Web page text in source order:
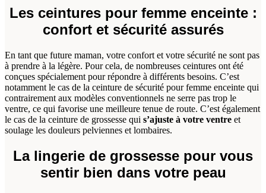
Les ceintures pour femme enceinte :
confort et sécurité assurés
En tant que future maman, votre confort et votre sécurité ne sont pas
à prendre à la légère. Pour cela, de nombreuses ceintures ont été
conçues spécialement pour répondre à différents besoins. C’est
notamment le cas de la ceinture de sécurité pour femme enceinte qui
contrairement aux modèles conventionnels ne serre pas trop le
ventre, ce qui favorise une meilleure tenue de route. C’est également
le cas de la ceinture de grossesse qui s’ajuste à votre ventre et
soulage les douleurs pelviennes et lombaires.
La lingerie de grossesse pour vous
sentir bien dans votre peau